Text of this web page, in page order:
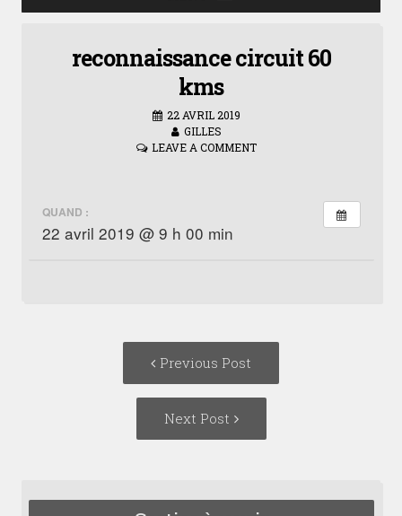
reconnaissance circuit 60
kms
22 AVRIL 2019
GILLES
LEAVE A COMMENT
QUAND :
22 avril 2019 @ 9 h 00 min
Previous Post
Next Post
Post: